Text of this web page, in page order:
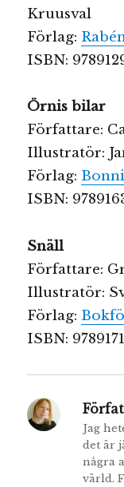
Kruusval
Förlag:
ISBN:
Örnis bilar
Författare:
Illustratör:
Förlag:
ISBN:
Snäll
Författare:
Illustratör:
Förlag:
ISBN:
Jag
det är
några
värld.